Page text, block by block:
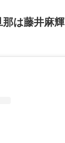
は藤井麻輝